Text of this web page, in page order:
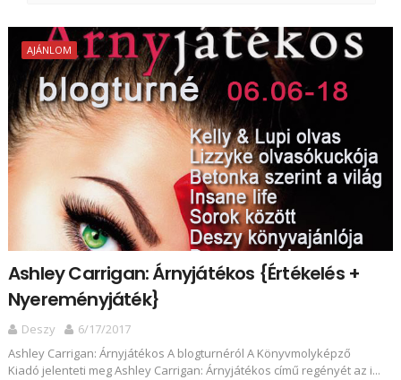
AJÁNLOM
Ashley Carrigan: Árnyjátékos {Értékelés +
Nyereményjáték}
Deszy
6/17/2017
Ashley Carrigan: Árnyjátékos A blogturnéról A Könyvmolyképző
Kiadó jelenteti meg Ashley Carrigan: Árnyjátékos című regényét az i...